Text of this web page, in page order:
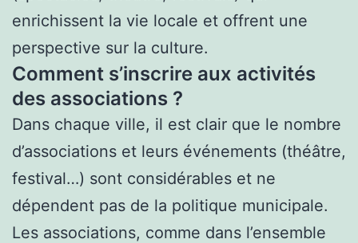
enrichissent la vie locale et offrent une
perspective sur la culture.
Comment s’inscrire aux activités
des associations ?
Dans chaque ville, il est clair que le nombre
d’associations et leurs événements (théâtre,
festival…) sont considérables et ne
dépendent pas de la politique municipale.
Les associations, comme dans l’ensemble